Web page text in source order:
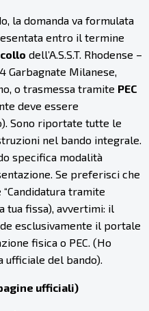
la domanda va formulata
entro il termine
dell’A.S.S.T. Rhodense –
Garbagnate Milanese,
o trasmessa tramite PEC
deve essere
Sono riportate tutte le
nel bando integrale.
specifica modalità
Se preferisci che
tramite
tua fissa), avvertimi: il
esclusivamente il portale
fisica o PEC. (Ho
ufficiale del bando).
ufficiali)